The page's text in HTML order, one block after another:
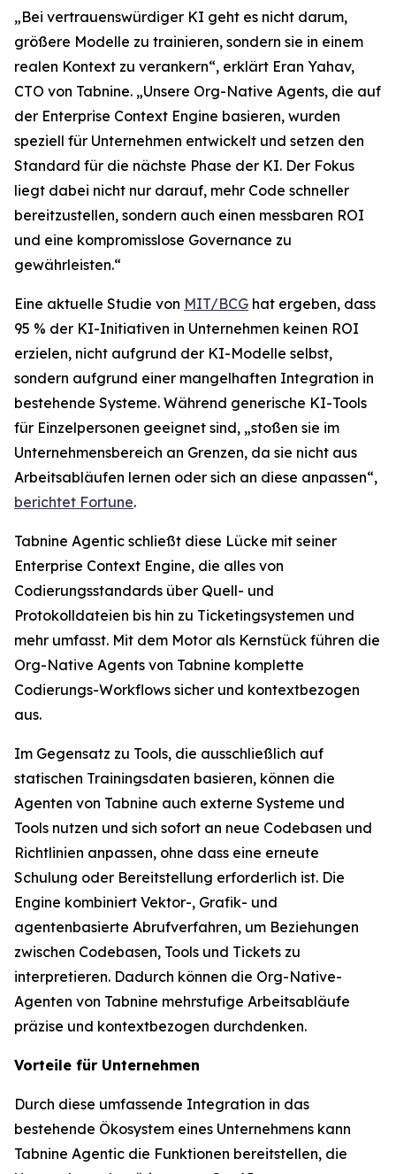
„Bei vertrauenswürdiger KI geht es nicht darum,
größere Modelle zu trainieren, sondern sie in einem
realen Kontext zu verankern“, erklärt Eran Yahav,
CTO von Tabnine. „Unsere Org-Native Agents, die auf
der Enterprise Context Engine basieren, wurden
speziell für Unternehmen entwickelt und setzen den
Standard für die nächste Phase der KI. Der Fokus
liegt dabei nicht nur darauf, mehr Code schneller
bereitzustellen, sondern auch einen messbaren ROI
und eine kompromisslose Governance zu
gewährleisten.“
Eine aktuelle Studie von MIT/BCG hat ergeben, dass
95 % der KI-Initiativen in Unternehmen keinen ROI
erzielen, nicht aufgrund der KI-Modelle selbst,
sondern aufgrund einer mangelhaften Integration in
bestehende Systeme. Während generische KI-Tools
für Einzelpersonen geeignet sind, „stoßen sie im
Unternehmensbereich an Grenzen, da sie nicht aus
Arbeitsabläufen lernen oder sich an diese anpassen“,
berichtet Fortune.
Tabnine Agentic schließt diese Lücke mit seiner
Enterprise Context Engine, die alles von
Codierungsstandards über Quell- und
Protokolldateien bis hin zu Ticketingsystemen und
mehr umfasst. Mit dem Motor als Kernstück führen die
Org-Native Agents von Tabnine komplette
Codierungs-Workflows sicher und kontextbezogen
aus.
Im Gegensatz zu Tools, die ausschließlich auf
statischen Trainingsdaten basieren, können die
Agenten von Tabnine auch externe Systeme und
Tools nutzen und sich sofort an neue Codebasen und
Richtlinien anpassen, ohne dass eine erneute
Schulung oder Bereitstellung erforderlich ist. Die
Engine kombiniert Vektor-, Grafik- und
agentenbasierte Abrufverfahren, um Beziehungen
zwischen Codebasen, Tools und Tickets zu
interpretieren. Dadurch können die Org-Native-
Agenten von Tabnine mehrstufige Arbeitsabläufe
präzise und kontextbezogen durchdenken.
Vorteile für Unternehmen
Durch diese umfassende Integration in das
bestehende Ökosystem eines Unternehmens kann
Tabnine Agentic die Funktionen bereitstellen, die